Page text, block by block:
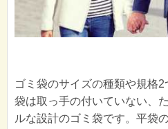
ゴミ袋のサイズの種類や規格
袋は取っ手の付いていない、
ルな設計のゴミ袋です。平袋